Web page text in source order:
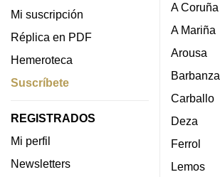
Mi suscripción
Réplica en PDF
Hemeroteca
Suscríbete
REGISTRADOS
Mi perfil
Newsletters
A Coruña
A Mariña
Arousa
Barbanza
Carballo
Deza
Ferrol
Lemos